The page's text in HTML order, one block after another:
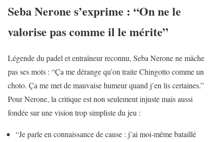
Seba Nerone s’exprime : “On ne le
valorise pas comme il le mérite”
Légende du padel et entraîneur reconnu, Seba Nerone ne mâche
pas ses mots : “Ça me dérange qu’on traite Chingotto comme un
choto. Ça me met de mauvaise humeur quand j’en lis certaines.”
Pour Nerone, la critique est non seulement injuste mais aussi
fondée sur une vision trop simpliste du jeu :
“Je parle en connaissance de cause : j’ai moi-même bataillé